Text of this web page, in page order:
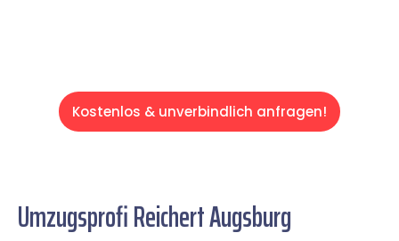
Kostenlos & unverbindlich anfragen!
Umzugsprofi Reichert Augsburg